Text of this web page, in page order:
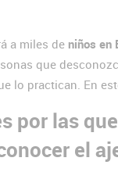
a miles de niños en
que
lo practican. En
por las
el